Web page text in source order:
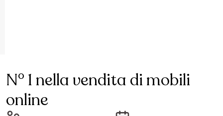
N° 1 nella vendita di mobili
online